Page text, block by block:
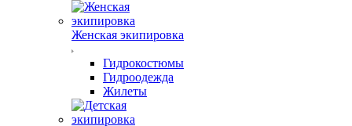
Женская экипировка
Гидрокостюмы
Гидроодежда
Жилеты